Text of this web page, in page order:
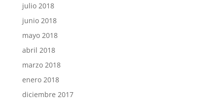
julio 2018
junio 2018
mayo 2018
abril 2018
marzo 2018
enero 2018
diciembre 2017